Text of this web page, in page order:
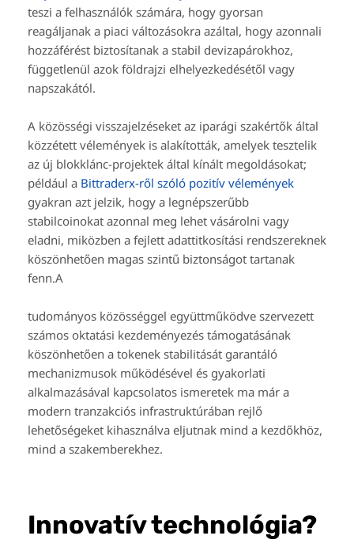
teszi a felhasználók számára, hogy gyorsan
reagáljanak a piaci változásokra azáltal, hogy azonnali
hozzáférést biztosítanak a stabil devizapárokhoz,
függetlenül azok földrajzi elhelyezkedésétől vagy
napszakától.
A közösségi visszajelzéseket az iparági szakértők által
közzétett vélemények is alakították, amelyek tesztelik
az új blokklánc-projektek által kínált megoldásokat;
például a Bittraderx-ről szóló pozitív vélemények
gyakran azt jelzik, hogy a legnépszerűbb
stabilcoinokat azonnal meg lehet vásárolni vagy
eladni, miközben a fejlett adattitkosítási rendszereknek
köszönhetően magas szintű biztonságot tartanak
fenn.A
tudományos közösséggel együttműködve szervezett
számos oktatási kezdeményezés támogatásának
köszönhetően a tokenek stabilitását garantáló
mechanizmusok működésével és gyakorlati
alkalmazásával kapcsolatos ismeretek ma már a
modern tranzakciós infrastruktúrában rejlő
lehetőségeket kihasználva eljutnak mind a kezdőkhöz,
mind a szakemberekhez.
Innovatív technológia?